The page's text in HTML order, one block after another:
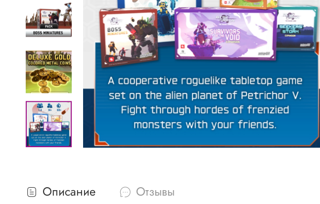
Описание Отзывы